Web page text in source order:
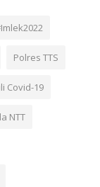
Polres TTS
Covid-19
NTT